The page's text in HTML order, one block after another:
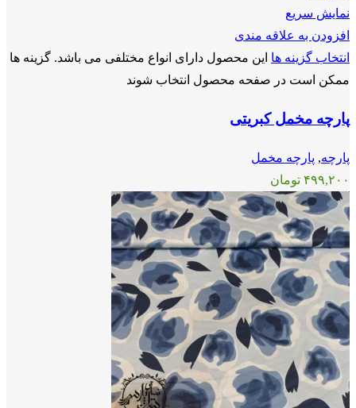
نمایش سریع
افزودن به علاقه مندی
انتخاب گزینه ها این محصول دارای انواع مختلفی می باشد. گزینه ها
ممکن است در صفحه محصول انتخاب شوند
پارچه مخمل کبریتی
پارچه, پارچه مخمل
۴۹۹,۲۰۰ تومان